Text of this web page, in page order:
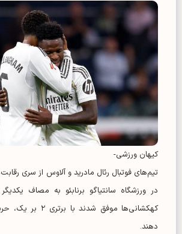
کیهان ورزشی-
در ورزشگاه سانتیاگو برنابئو به مصاف
کهکشانی‌ها موفق
دهند.